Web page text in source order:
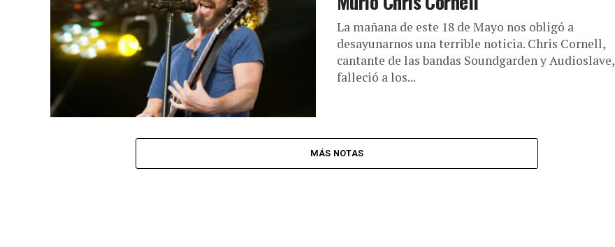
La mañana de este 18 de Mayo nos obligó a
desayunarnos una terrible noticia. Chris Cornell,
cantante de las bandas Soundgarden y Audioslave,
falleció a los...
MÁS NOTAS